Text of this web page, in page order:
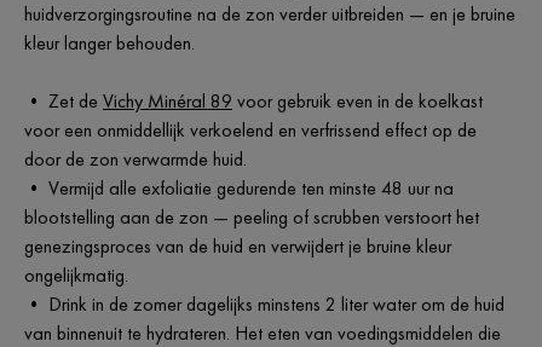
huidverzorgingsroutine na de zon verder uitbreiden — en je bruine
kleur langer behouden.
• Zet de Vichy Minéral 89 voor gebruik even in de koelkast
voor een onmiddellijk verkoelend en verfrissend effect op de
door de zon verwarmde huid.
• Vermijd alle exfoliatie gedurende ten minste 48 uur na
blootstelling aan de zon — peeling of scrubben verstoort het
genezingsproces van de huid en verwijdert je bruine kleur
ongelijkmatig.
• Drink in de zomer dagelijks minstens 2 liter water om de huid
van binnenuit te hydrateren. Het eten van voedingsmiddelen die